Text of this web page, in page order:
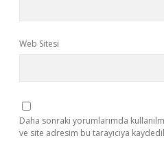
Web Sitesi
Daha sonraki yorumlarımda
ve site adresim bu tarayıcıya